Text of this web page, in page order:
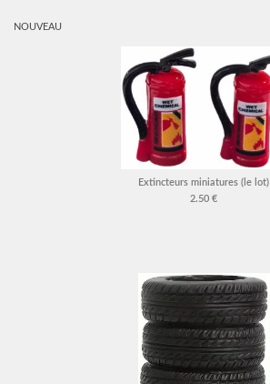
NOUVEAU
Extincteurs miniatures (le lot)
2.50 €